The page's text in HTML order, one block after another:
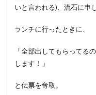
いと言われる)、流石に申
ランチに行ったときに、
「全部出してもらってる
します！」
と伝票を奪取。